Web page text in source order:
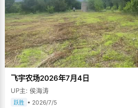
飞宇农场2026年7月4日
UP主: 侯海涛
跃胜 • 2026/7/5